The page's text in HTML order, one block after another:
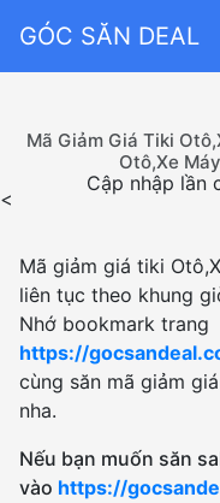
GÓC SĂN DEAL
Mã Giảm Giá Tiki
Otô,Xe
Cập nhập lần
<
Mã giảm giá tiki
liên tục theo khung
Nhớ bookmark trang
https://
cùng săn mã giảm
nha.
Nếu bạn muốn săn
vào https://